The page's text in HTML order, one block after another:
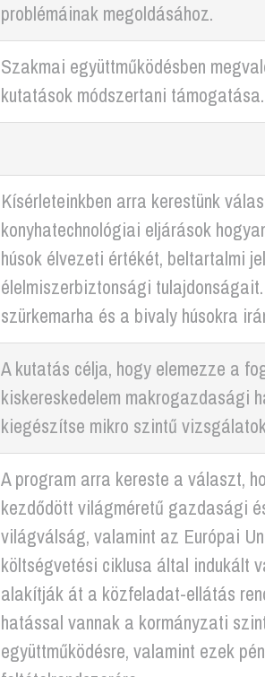
problémáinak megoldásához.
Szakmai együttműködésben
kutatások módszertani támogatása.
Kísérleteinkben arra kerestünk
konyhatechnológiai eljárások
húsok élvezeti értékét, beltartalmi
élelmiszerbiztonsági
szürkemarha és a bivaly húsokra
A kutatás célja, hogy elemezze a
kiskereskedelem makrogazdasági
kiegészítse mikro szintű
A program arra kereste a választ,
kezdődött világméretű gazdasági
világválság, valamint az Európai
költségvetési ciklusa által indukált
alakítják át a közfeladat-ellátás
hatással vannak a kormányzati
együttműködésre, valamint ezek